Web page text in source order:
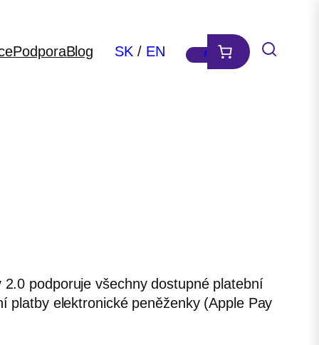
PodporaBlog SK / EN
podporuje všechny dostupné platební
platby elektronické peněženky (Apple Pay